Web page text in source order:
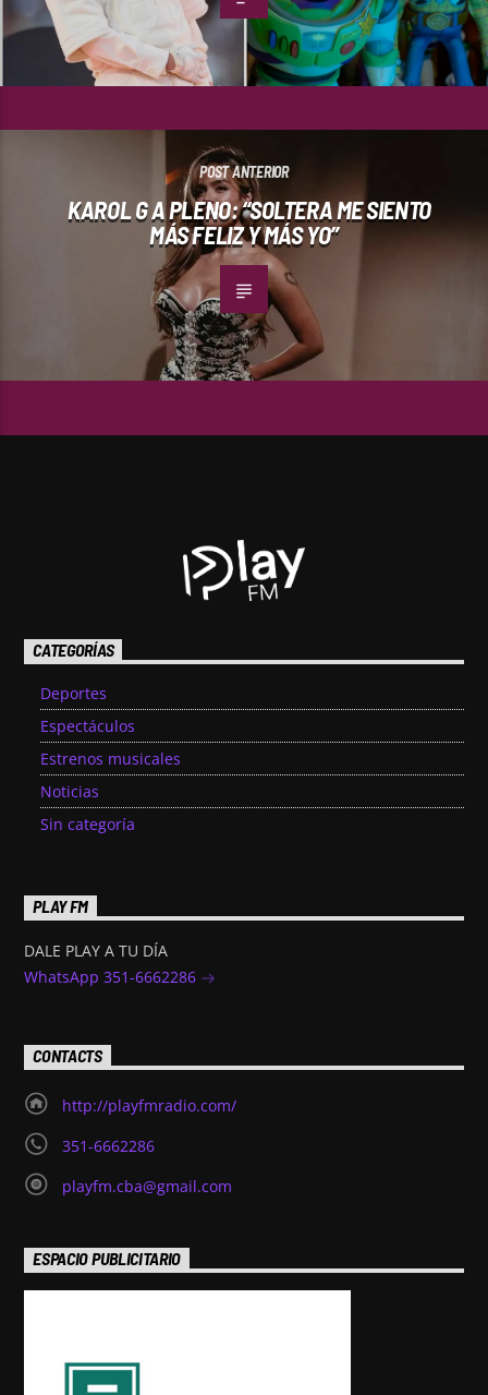
POST ANTERIOR
KAROL G A PLENO: “SOLTERA ME SIENTO
MÁS FELIZ Y MÁS YO”
CATEGORÍAS
Deportes
Espectáculos
Estrenos musicales
Noticias
Sin categoría
PLAY FM
DALE PLAY A TU DÍA
WhatsApp 351-6662286
CONTACTS
http://playfmradio.com/
351-6662286
playfm.cba@gmail.com
ESPACIO PUBLICITARIO